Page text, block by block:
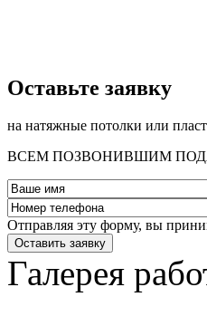
­Оставьте заявку
на натяжные потолки или
ВСЕМ ПОЗВОНИВШИМ
Отправляя эту форму, вы
Оставить заявку
Галерея